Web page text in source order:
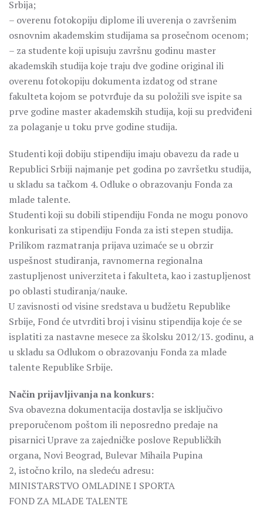
Srbija;
– overenu fotokopiju diplome ili uverenja o završenim
osnovnim akademskim studijama sa prosečnom ocenom;
– za studente koji upisuju završnu godinu master
akademskih studija koje traju dve godine original ili
overenu fotokopiju dokumenta izdatog od strane
fakulteta kojom se potvrđuje da su položili sve ispite sa
prve godine master akademskih studija, koji su predviđeni
za polaganje u toku prve godine studija.
Studenti koji dobiju stipendiju imaju obavezu da rade u
Republici Srbiji najmanje pet godina po završetku studija,
u skladu sa tačkom 4. Odluke o obrazovanju Fonda za
mlade talente.
Studenti koji su dobili stipendiju Fonda ne mogu ponovo
konkurisati za stipendiju Fonda za isti stepen studija.
Prilikom razmatranja prijava uzimaće se u obrzir
uspešnost studiranja, ravnomerna regionalna
zastupljenost univerziteta i fakulteta, kao i zastupljenost
po oblasti studiranja/nauke.
U zavisnosti od visine sredstava u budžetu Republike
Srbije, Fond će utvrditi broj i visinu stipendija koje će se
isplatiti za nastavne mesece za školsku 2012/13. godinu, a
u skladu sa Odlukom o obrazovanju Fonda za mlade
talente Republike Srbije.
Način prijavljivanja na konkurs:
Sva obavezna dokumentacija dostavlja se isključivo
preporučenom poštom ili neposredno predaje na
pisarnici Uprave za zajedničke poslove Republičkih
organa, Novi Beograd, Bulevar Mihaila Pupina
2, istočno krilo, na sledeću adresu:
MINISTARSTVO OMLADINE I SPORTA
FOND ZA MLADE TALENTE